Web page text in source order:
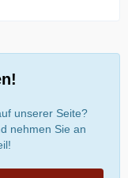
unserer Seite?
nehmen Sie an